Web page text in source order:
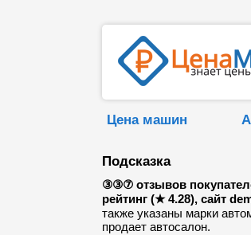
Цена машин
Подсказка
③③⑦ отзывов
рейтинг (★ 4.28), сайт
также указаны марки
продает автосалон.